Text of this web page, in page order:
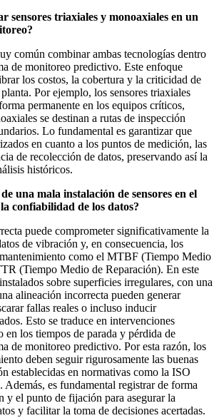
sensores triaxiales y monoaxiales en un
común combinar ambas tecnologías dentro
de monitoreo predictivo. Este enfoque
los costos, la cobertura y la criticidad de
Por ejemplo, los sensores triaxiales
permanente en los equipos críticos,
se destinan a rutas de inspección
Lo fundamental es garantizar que
en cuanto a los puntos de medición, las
de recolección de datos, preservando así la
históricos.
una mala instalación de sensores en el
confiabilidad de los datos?
puede comprometer significativamente la
de vibración y, en consecuencia, los
como el MTBF (Tiempo Medio
(Tiempo Medio de Reparación). En este
sobre superficies irregulares, con una
alineación incorrecta pueden generar
fallas reales o incluso inducir
Esto se traduce en intervenciones
en los tiempos de parada y pérdida de
de monitoreo predictivo. Por esta razón, los
deben seguir rigurosamente las buenas
establecidas en normativas como la ISO
es fundamental registrar de forma
y el punto de fijación para asegurar la
y facilitar la toma de decisiones acertadas.